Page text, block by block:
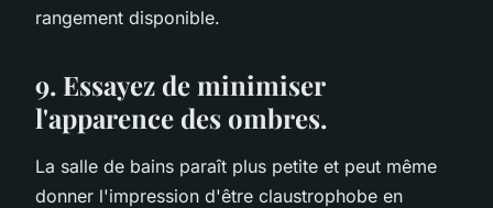
rangement disponible.
9. Essayez de minimiser
l'apparence des ombres.
La salle de bains paraît plus petite et peut même
donner l'impression d'être claustrophobe en